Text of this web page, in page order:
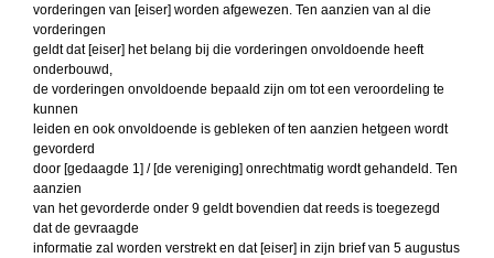
vorderingen van [eiser] worden afgewezen. Ten aanzien van al die
vorderingen
geldt dat [eiser] het belang bij die vorderingen onvoldoende heeft
onderbouwd,
de vorderingen onvoldoende bepaald zijn om tot een veroordeling te
kunnen
leiden en ook onvoldoende is gebleken of ten aanzien hetgeen wordt
gevorderd
door [gedaagde 1] / [de vereniging] onrechtmatig wordt gehandeld. Ten
aanzien
van het gevorderde onder 9 geldt bovendien dat reeds is toegezegd
dat de gevraagde
informatie zal worden verstrekt en dat [eiser] in zijn brief van 5 augustus